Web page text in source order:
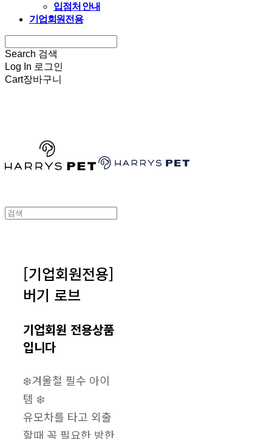
입점처 안내
기업회원전용
Search 검색
Log In 로그인
Cart장바구니
[기업회원전용]
버기 로브
기업회원 전용상품
입니다
❄️겨울철 필수 아이
템 ❄️
유모차를 타고 외출
할때 꼭 필요한 방한